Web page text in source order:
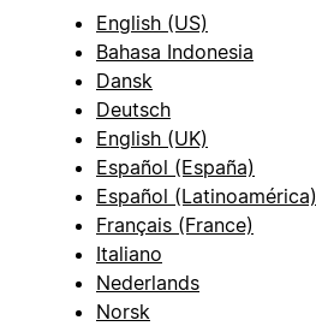
English (US)
Bahasa Indonesia
Dansk
Deutsch
English (UK)
Español (España)
Español (Latinoamérica)
Français (France)
Italiano
Nederlands
Norsk